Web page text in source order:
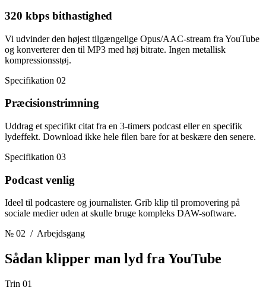
320 kbps bithastighed
Vi udvinder den højest tilgængelige Opus/AAC-stream fra YouTube
og konverterer den til MP3 med høj bitrate. Ingen metallisk
kompressionsstøj.
Specifikation 02
Præcisionstrimning
Uddrag et specifikt citat fra en 3-timers podcast eller en specifik
lydeffekt. Download ikke hele filen bare for at beskære den senere.
Specifikation 03
Podcast venlig
Ideel til podcastere og journalister. Grib klip til promovering på
sociale medier uden at skulle bruge kompleks DAW-software.
№ 02 / Arbejdsgang
Sådan klipper man lyd fra YouTube
Trin 01